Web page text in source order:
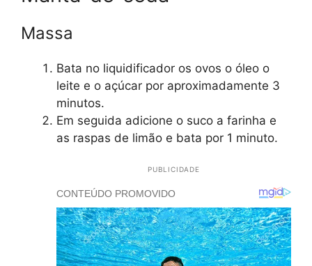
Massa
Bata no liquidificador os ovos o óleo o
leite e o açúcar por aproximadamente 3
minutos.
Em seguida adicione o suco a farinha e
as raspas de limão e bata por 1 minuto.
PUBLICIDADE